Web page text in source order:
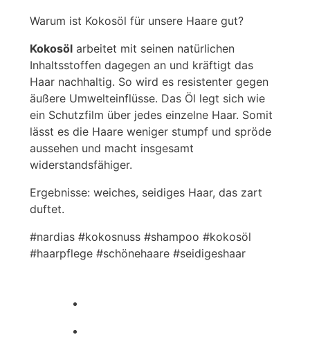
Warum ist Kokosöl für unsere Haare gut?
Kokosöl arbeitet mit seinen natürlichen
Inhaltsstoffen dagegen an und kräftigt das
Haar nachhaltig. So wird es resistenter gegen
äußere Umwelteinflüsse. Das Öl legt sich wie
ein Schutzfilm über jedes einzelne Haar. Somit
lässt es die Haare weniger stumpf und spröde
aussehen und macht insgesamt
widerstandsfähiger.
Ergebnisse: weiches, seidiges Haar, das zart
duftet.
#nardias #kokosnuss #shampoo #kokosöl
#haarpflege #schönehaare #seidigeshaar